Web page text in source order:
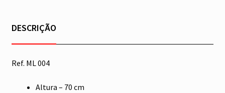
DESCRIÇÃO
Ref. ML 004
Altura – 70 cm